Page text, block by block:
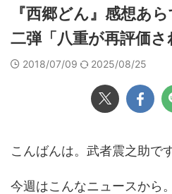
『西郷どん』感想あ
二弾「八重が再評価さ
2018/07/09 2025/08/25
こんばんは。武者震之助です
今週はこんなニュースから。